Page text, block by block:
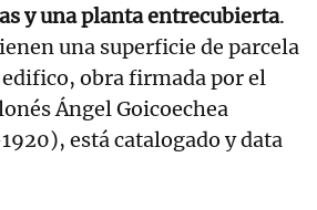
y una planta entrecubierta.
una superficie de parcela
edifico, obra firmada por el
Ángel Goicoechea
está catalogado y data